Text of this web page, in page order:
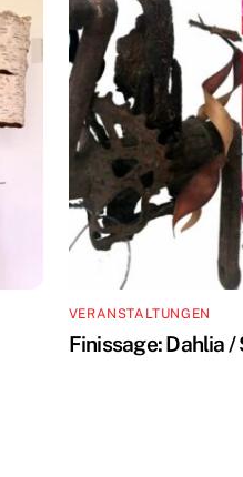
VERANSTALTUNGEN
Finissage: Dahlia /